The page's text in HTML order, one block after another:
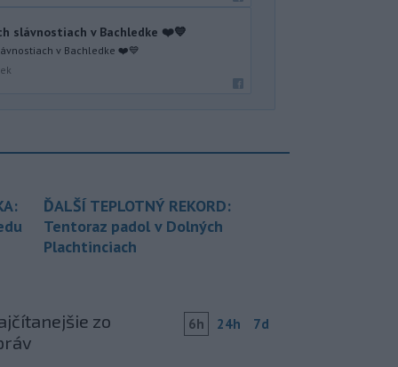
slávnostiach v Bachledke ❤️💙
v Bachledke ❤️💙
ĎALŠÍ TEPLOTNÝ REKORD:
Tentoraz padol v Dolných
Plachtinciach
zo
6h 24h 7d